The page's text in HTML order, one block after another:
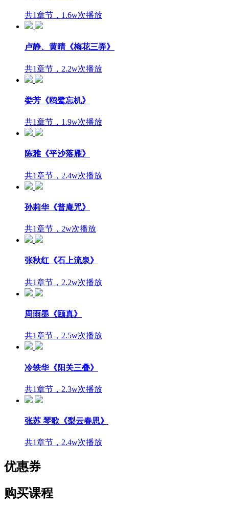
共1章节，1.6w次播放
卢静、黄晴《梅花三弄》
共1章节，2.2w次播放
娄芳《鸥鹭忘机》
共1章节，1.9w次播放
陈雅《平沙落雁》
共1章节，2.4w次播放
孙莉华《普庵咒》
共1章节，2w次播放
张秋红《石上流泉》
共1章节，2.2w次播放
周雨墨《颐真》
共1章节，2.5w次播放
冷轶华《阳关三叠》
共1章节，2.3w次播放
张苏 琴歌《梨云春思》
共1章节，2.4w次播放
优惠券
购买课程